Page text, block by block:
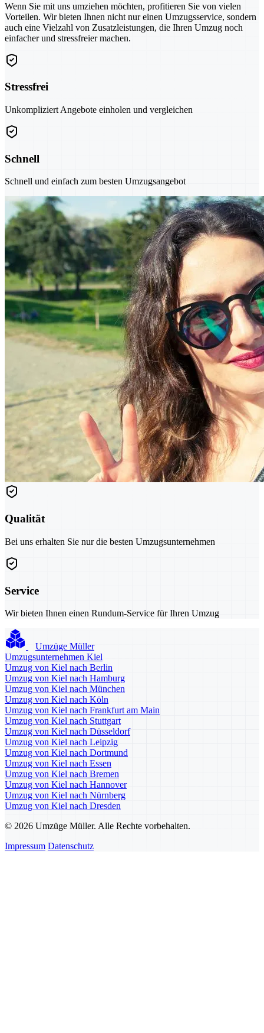
Wenn Sie mit uns umziehen möchten, profitieren Sie von vielen
Vorteilen. Wir bieten Ihnen nicht nur einen Umzugsservice, sondern
auch eine Vielzahl von Zusatzleistungen, die Ihren Umzug noch
einfacher und stressfreier machen.
Stressfrei
Unkompliziert Angebote einholen und vergleichen
Schnell
Schnell und einfach zum besten Umzugsangebot
Qualität
Bei uns erhalten Sie nur die besten Umzugsunternehmen
Service
Wir bieten Ihnen einen Rundum-Service für Ihren Umzug
Umzüge Müller
Umzugsunternehmen Kiel
Umzug von Kiel nach Berlin
Umzug von Kiel nach Hamburg
Umzug von Kiel nach München
Umzug von Kiel nach Köln
Umzug von Kiel nach Frankfurt am Main
Umzug von Kiel nach Stuttgart
Umzug von Kiel nach Düsseldorf
Umzug von Kiel nach Leipzig
Umzug von Kiel nach Dortmund
Umzug von Kiel nach Essen
Umzug von Kiel nach Bremen
Umzug von Kiel nach Hannover
Umzug von Kiel nach Nürnberg
Umzug von Kiel nach Dresden
© 2026 Umzüge Müller. Alle Rechte vorbehalten.
Impressum Datenschutz